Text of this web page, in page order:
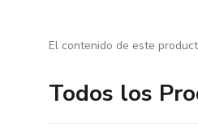
El contenido de este
Todos los